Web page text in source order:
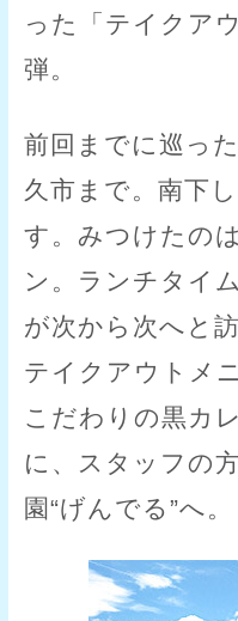
った「テイクア
弾。
前回までに巡っ
久市まで。南下
す。みつけたの
ン。ランチタイ
が次から次へと
テイクアウトメ
こだわりの黒カ
に、スタッフの
園“げんでる”へ。